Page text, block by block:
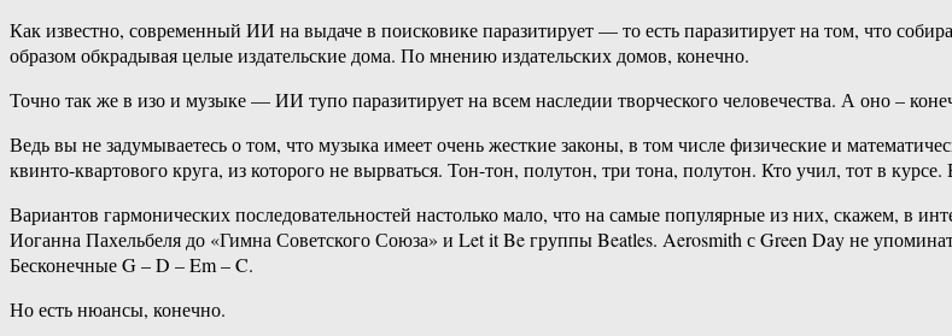
Как известно, современный ИИ на выдаче в поисковике паразитирует — то есть паразитирует на том, что
образом обкрадывая целые издательские дома. По мнению издательских домов, конечно.
Точно так же в изо и музыке — ИИ тупо паразитирует на всем наследии творческого человечества. А оно –
Ведь вы не задумываетесь о том, что музыка имеет очень жесткие законы, в том числе физические и
квинто-квартового круга, из которого не вырваться. Тон-тон, полутон, три тона, полутон. Кто учил, тот в
Вариантов гармонических последовательностей настолько мало, что на самые популярные из них, скажем, в
Иоганна Пахельбеля до «Гимна Советского Союза» и Let it Be группы Beatles. Aerosmith с Green Day не
Бесконечные G – D – Em – C.
Но есть нюансы, конечно.